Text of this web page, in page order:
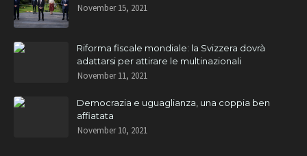
November 15, 2021
Riforma fiscale mondiale: la Svizzera dovrà
adattarsi per attirare le multinazionali
November 11, 2021
Democrazia e uguaglianza, una coppia ben
affiatata
November 10, 2021